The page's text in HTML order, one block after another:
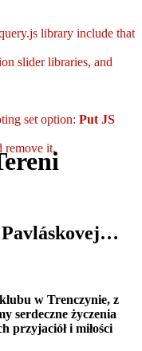
library include that
slider libraries, and
set option: Put JS
remove it.
w Trenczynie, z
serdeczne życzenia
przyjaciół i miłości